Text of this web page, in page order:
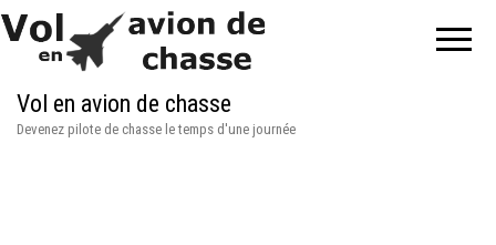
Vol en avion de chasse
Devenez pilote de chasse le temps d'une journée